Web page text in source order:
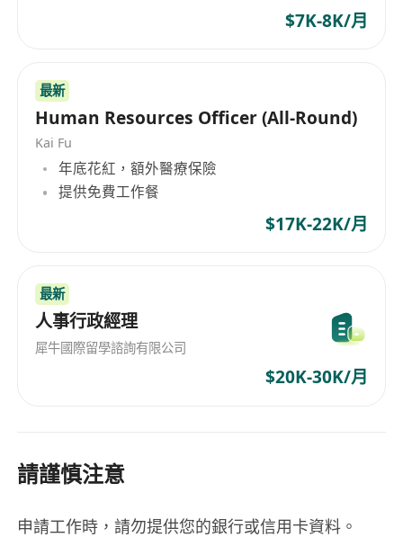
$7K-8K/月
最新
Human Resources Officer (All-Round)
Kai Fu
年底花紅，額外醫療保險
提供免費工作餐
$17K-22K/月
最新
人事行政經理
犀牛國際留學諮詢有限公司
$20K-30K/月
請謹慎注意
申請工作時，請勿提供您的銀行或信用卡資料。